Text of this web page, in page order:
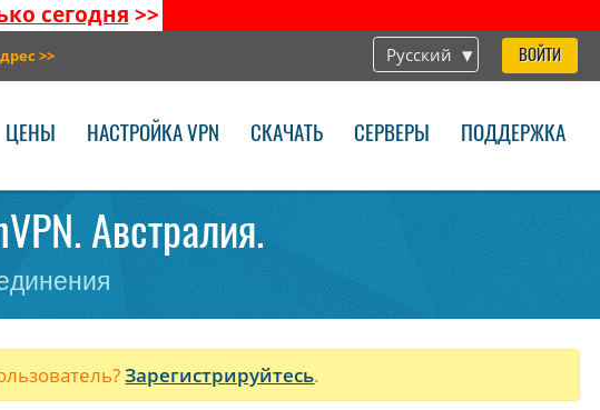
сегодня >>
Русский ВОЙТИ
>>
ЦЕНЫ НАСТРОЙКА VPN СКАЧАТЬ СЕРВЕРЫ ПОДДЕРЖКА
Австралия.
Зарегистрируйтесь.